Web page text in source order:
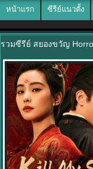
หน้าแรก ซีรีย์แนวตั้ง
รวมซีรีย์ สยองขวัญ
7.0